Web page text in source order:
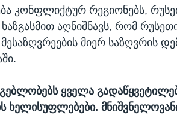
კონფლიქტურ რეგიონებს,
ხაზგასმით აღნიშნავს, რომ
მიერ საზღვრის
ყველა
ხელისუფლებები.